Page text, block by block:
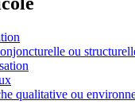
ou
qualitative ou